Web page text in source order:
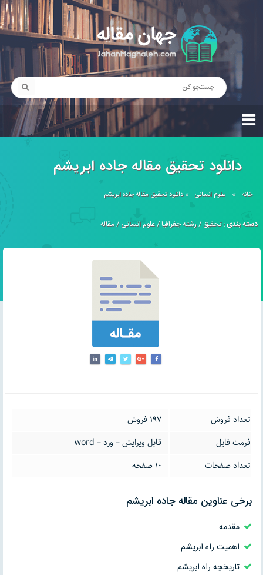
دانلود تحقیق مقاله جاده ابریشم
خانه » علوم انسانی »دانلود تحقیق مقاله جاده ابریشم
دسته بندی :تحقیق/رشته جغرافیا/علوم انسانی/مقاله
تعداد فروش
197 فروش
فرمت فایل
قابل ویرایش – ورد – word
تعداد صفحات
10 صفحه
برخی عناوین مقاله جاده ابریشم
مقدمه
اهميت راه ابريشم
تاريخچه راه ابريشم